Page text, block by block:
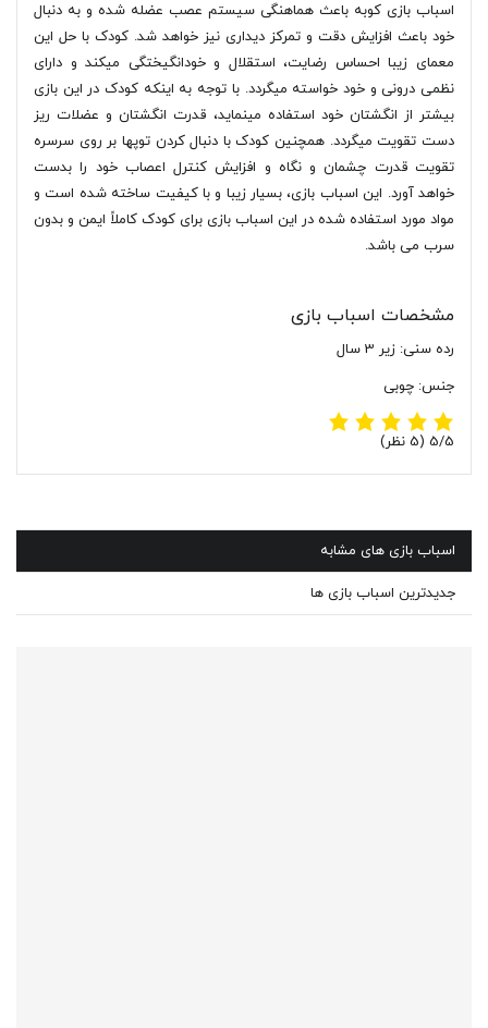
اسباب بازی کوبه باعث هماهنگی سیستم عصب عضله شده و به دنبال
خود باعث افزایش دقت و تمرکز دیداری نیز خواهد شد. کودک با حل این
معمای زیبا احساس رضایت، استقلال و خودانگیختگی میکند و دارای
نظمی درونی و خود خواسته میگردد. با توجه به اینکه کودک در این بازی
بیشتر از انگشتان خود استفاده مینماید، قدرت انگشتان و عضلات ریز
دست تقویت میگردد. همچنین کودک با دنبال کردن توپها بر روی سرسره
تقویت قدرت چشمان و نگاه و افزایش کنترل اعصاب خود را بدست
خواهد آورد. این اسباب بازی، بسیار زیبا و با کیفیت ساخته شده است و
مواد مورد استفاده شده در این اسباب بازی برای کودک کاملاً ایمن و بدون
سرب می باشد.
مشخصات اسباب بازی
رده سنی: زیر 3 سال
جنس: چوبی
‫5/5
اسباب بازی های مشابه
جدیدترین اسباب بازی ها